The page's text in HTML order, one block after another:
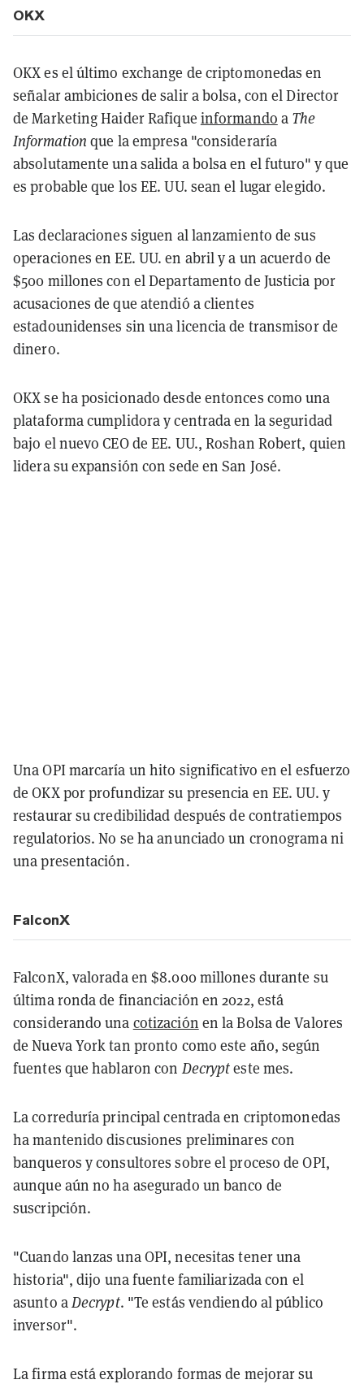
OKX
OKX es el último exchange de criptomonedas en
señalar ambiciones de salir a bolsa, con el Director
de Marketing Haider Rafique informando a The
Information que la empresa "consideraría
absolutamente una salida a bolsa en el futuro" y que
es probable que los EE. UU. sean el lugar elegido.
Las declaraciones siguen al lanzamiento de sus
operaciones en EE. UU. en abril y a un acuerdo de
$500 millones con el Departamento de Justicia por
acusaciones de que atendió a clientes
estadounidenses sin una licencia de transmisor de
dinero.
OKX se ha posicionado desde entonces como una
plataforma cumplidora y centrada en la seguridad
bajo el nuevo CEO de EE. UU., Roshan Robert, quien
lidera su expansión con sede en San José.
Una OPI marcaría un hito significativo en el esfuerzo
de OKX por profundizar su presencia en EE. UU. y
restaurar su credibilidad después de contratiempos
regulatorios. No se ha anunciado un cronograma ni
una presentación.
FalconX
FalconX, valorada en $8.000 millones durante su
última ronda de financiación en 2022, está
considerando una cotización en la Bolsa de Valores
de Nueva York tan pronto como este año, según
fuentes que hablaron con Decrypteste mes.
La correduría principal centrada en criptomonedas
ha mantenido discusiones preliminares con
banqueros y consultores sobre el proceso de OPI,
aunque aún no ha asegurado un banco de
suscripción.
"Cuando lanzas una OPI, necesitas tener una
historia", dijo una fuente familiarizada con el
asunto aDecrypt. "Te estás vendiendo al público
inversor".
La firma está explorando formas de mejorar su